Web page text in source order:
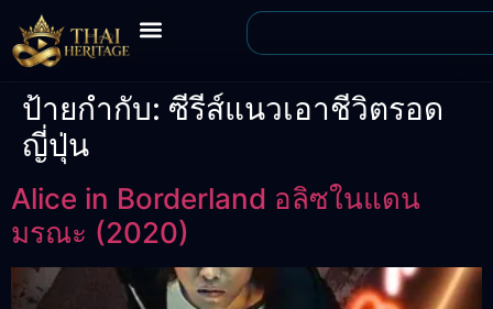
ป้ายกำกับ: ซีรีส์แนวเอาชีวิตรอด
ญี่ปุ่น
Alice in Borderland อลิซในแดน
มรณะ (2020)